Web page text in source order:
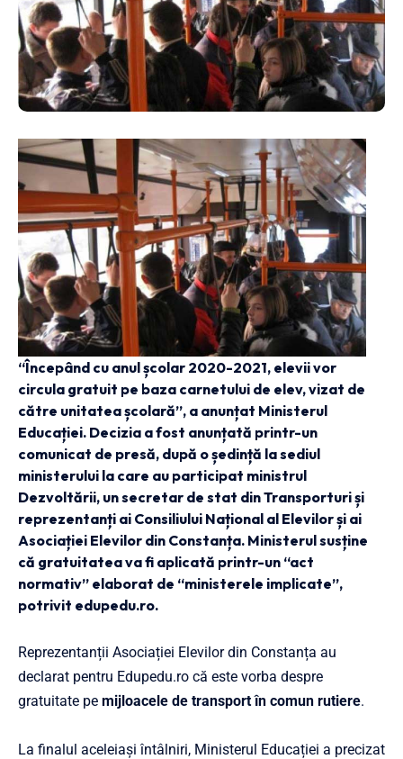
“Începând cu anul școlar 2020-2021, elevii vor
circula gratuit pe baza carnetului de elev, vizat de
către unitatea școlară”, a anunțat Ministerul
Educației. Decizia a fost anunțată printr-un
comunicat de presă, după o ședință la sediul
ministerului la care au participat ministrul
Dezvoltării, un secretar de stat din Transporturi și
reprezentanți ai Consiliului Național al Elevilor și ai
Asociației Elevilor din Constanța. Ministerul susține
că gratuitatea va fi aplicată printr-un “act
normativ” elaborat de “ministerele implicate”,
potrivit edupedu.ro.
Reprezentanții Asociației Elevilor din Constanța au
declarat pentru Edupedu.ro că este vorba despre
gratuitate pe mijloacele de transport în comun rutiere.
La finalul aceleiași întâlniri, Ministerul Educației a precizat